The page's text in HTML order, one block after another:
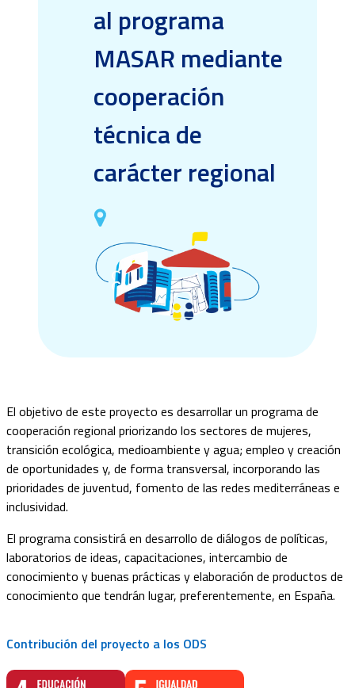
al programa
MASAR mediante
cooperación
técnica de
carácter regional
El objetivo de este proyecto es desarrollar un programa de
cooperación regional priorizando los sectores de mujeres,
transición ecológica, medioambiente y agua; empleo y creación
de oportunidades y, de forma transversal, incorporando las
prioridades de juventud, fomento de las redes mediterráneas e
inclusividad.
El programa consistirá en desarrollo de diálogos de políticas,
laboratorios de ideas, capacitaciones, intercambio de
conocimiento y buenas prácticas y elaboración de productos de
conocimiento que tendrán lugar, preferentemente, en España.
Contribución del proyecto a los ODS